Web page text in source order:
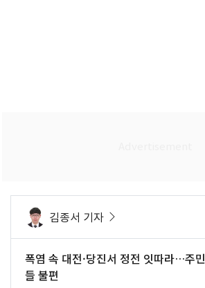
김종서 기자
폭염 속 대전·당진서 정전 잇따라…주민
들 불편